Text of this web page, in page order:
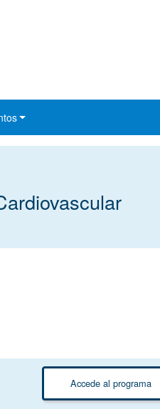
Accede al programa